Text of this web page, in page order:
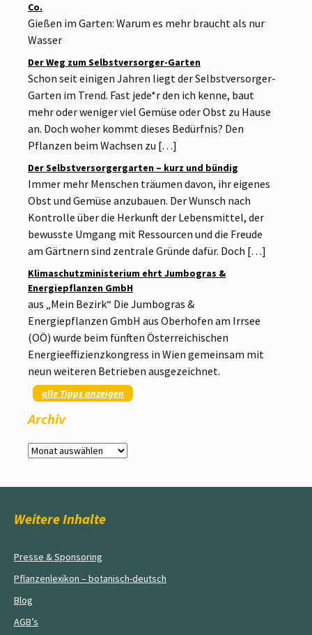
Co.
Gießen im Garten: Warum es mehr braucht als nur
Wasser
Der Weg zum Selbstversorger-Garten
Schon seit einigen Jahren liegt der Selbstversorger-
Garten im Trend. Fast jede*r den ich kenne, baut
mehr oder weniger viel Gemüse oder Obst zu Hause
an. Doch woher kommt dieses Bedürfnis? Den
Pflanzen beim Wachsen zu […]
Der Selbstversorgergarten – kurz und bündig
Immer mehr Menschen träumen davon, ihr eigenes
Obst und Gemüse anzubauen. Der Wunsch nach
Kontrolle über die Herkunft der Lebensmittel, der
bewusste Umgang mit Ressourcen und die Freude
am Gärtnern sind zentrale Gründe dafür. Doch […]
Klimaschutzministerium ehrt Jumbogras &
Energiepflanzen GmbH
aus „Mein Bezirk“ Die Jumbogras &
Energiepflanzen GmbH aus Oberhofen am Irrsee
(OÖ) wurde beim fünften Österreichischen
Energieeffizienzkongress in Wien gemeinsam mit
neun weiteren Betrieben ausgezeichnet.
alle Tipps anzeigen
Archiv
Archiv
Weitere Inhalte
Presse & Sponsoring
Pflanzenlexikon – botanisch-deutsch
Blog
AGB’s